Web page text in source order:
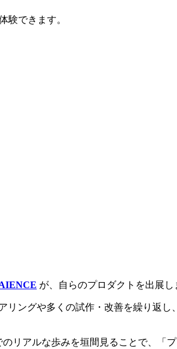
験できます。
が、自らのプロダクトを出展し
ングや多くの試作・改善を繰り返
リアルな歩みを垣間見ることで、「